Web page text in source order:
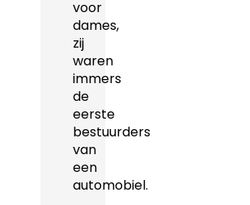
voor
dames,
zij
waren
immers
de
eerste
bestuurders
van
een
automobiel.